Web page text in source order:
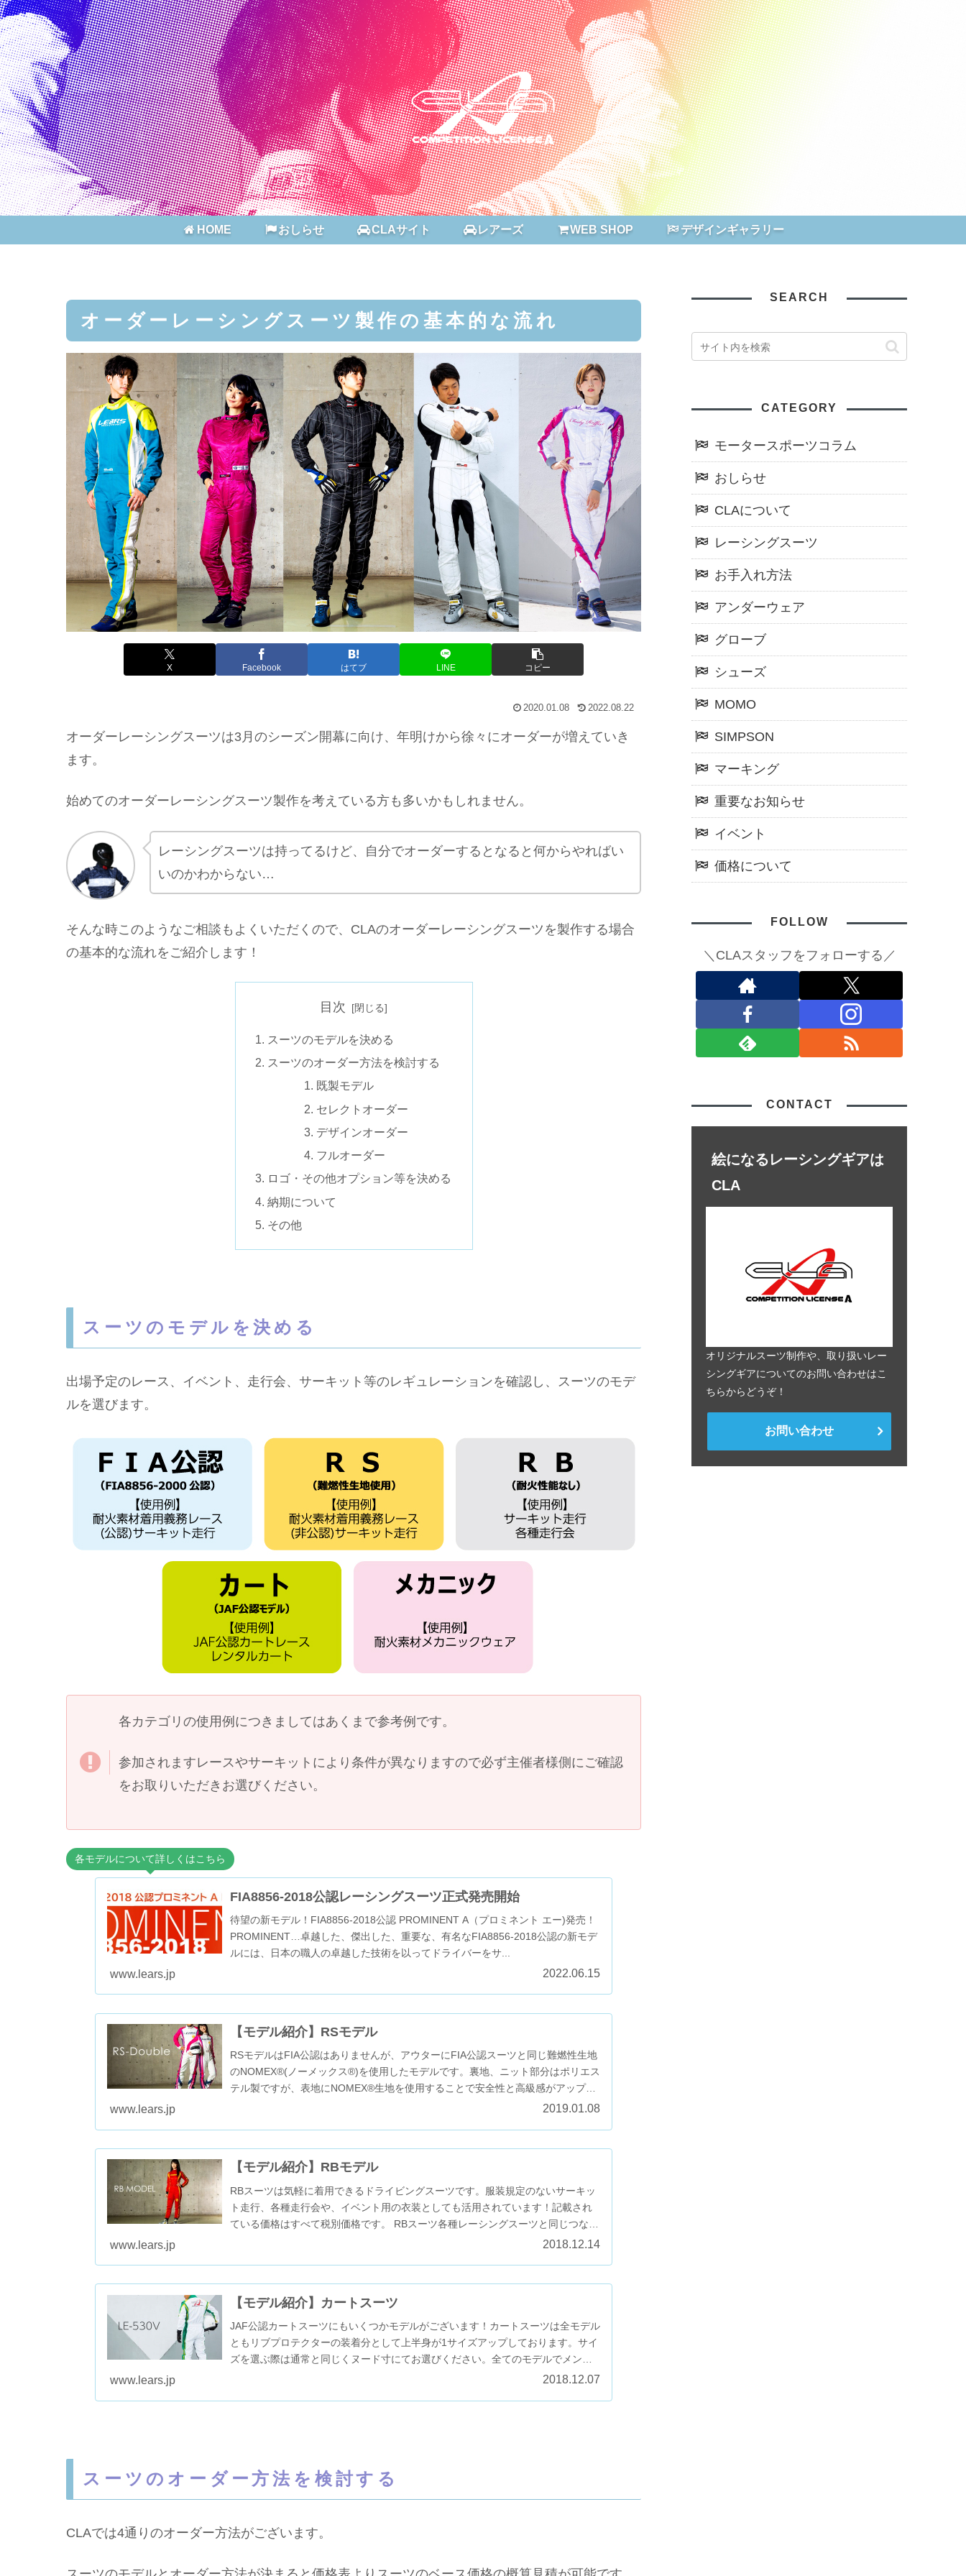
HOME おしらせ CLAサイト レアーズ WEB SHOP デザインギャラリー
オーダーレーシングスーツ製作の基本的な流れ
X Facebook はてブ LINE コピー
2020.01.08 2022.08.22
オーダーレーシングスーツは3月のシーズン開幕に向け、年明けから徐々にオーダーが増えていき
ます。
始めてのオーダーレーシングスーツ製作を考えている方も多いかもしれません。
レーシングスーツは持ってるけど、自分でオーダーするとなると何からやればい
いのかわからない…
そんな時このようなご相談もよくいただくので、CLAのオーダーレーシングスーツを製作する場合
の基本的な流れをご紹介します！
目次
スーツのモデルを決める
スーツのオーダー方法を検討する
既製モデル
セレクトオーダー
デザインオーダー
フルオーダー
ロゴ・その他オプション等を決める
納期について
その他
スーツのモデルを決める
出場予定のレース、イベント、走行会、サーキット等のレギュレーションを確認し、スーツのモデ
ルを選びます。
各カテゴリの使用例につきましてはあくまで参考例です。
参加されますレースやサーキットにより条件が異なりますので必ず主催者様側にご確認
をお取りいただきお選びください。
各モデルについて詳しくはこちら
FIA8856-2018公認レーシングスーツ正式発売開始
待望の新モデル！FIA8856-2018公認 PROMINENT A（プロミネント エー)発売！
PROMINENT…卓越した、傑出した、重要な、有名なFIA8856-2018公認の新モデ
ルには、日本の職人の卓越した技術を以ってドライバーをサ...
www.lears.jp 2022.06.15
【モデル紹介】RSモデル
RSモデルはFIA公認はありませんが、アウターにFIA公認スーツと同じ難燃性生地
のNOMEX®(ノーメックス®)を使用したモデルです。裏地、ニット部分はポリエス
テル製ですが、表地にNOMEX®生地を使用することで安全性と高級感がアップ。
www.lears.jp 2019.01.08
【モデル紹介】RBモデル
RBスーツは気軽に着用できるドライビングスーツです。服装規定のないサーキッ
ト走行、各種走行会や、イベント用の衣装としても活用されています！記載され
ている価格はすべて税別価格です。 RBスーツ各種レーシングスーツと同じつなぎ
www.lears.jp 2018.12.14
【モデル紹介】カートスーツ
JAF公認カートスーツにもいくつかモデルがございます！カートスーツは全モデル
ともリブプロテクターの装着分として上半身が1サイズアップしております。サイ
ズを選ぶ際は通常と同じくヌード寸にてお選びください。全てのモデルでメン
www.lears.jp 2018.12.07
スーツのオーダー方法を検討する
CLAでは4通りのオーダー方法がございます。
SEARCH
CATEGORY
モータースポーツコラム
おしらせ
CLAについて
レーシングスーツ
お手入れ方法
アンダーウェア
グローブ
シューズ
MOMO
SIMPSON
マーキング
重要なお知らせ
イベント
価格について
FOLLOW
＼CLAスタッフをフォローする／
CONTACT
絵になるレーシングギアは
CLA
オリジナルスーツ制作や、取り扱いレー
シングギアについてのお問い合わせはこ
ちらからどうぞ！
お問い合わせ